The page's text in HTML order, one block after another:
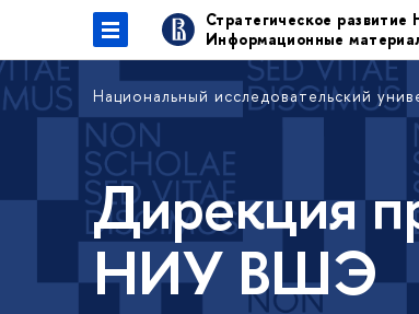
Стратегическое
Информационные
Национальный исследовательский
Дирекция
НИУ ВШЭ